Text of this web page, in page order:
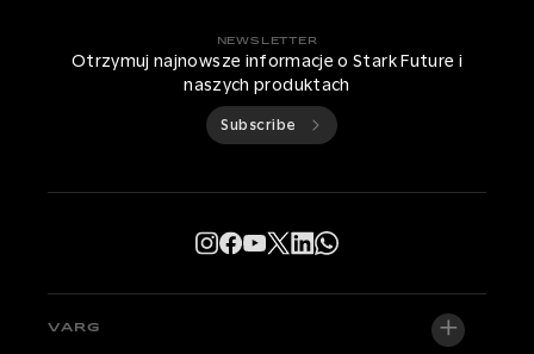
NEWSLETTER
Otrzymuj najnowsze informacje o Stark Future i
naszych produktach
Subscribe
VARG